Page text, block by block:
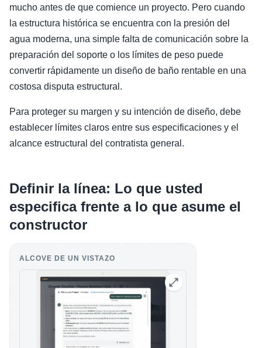
mucho antes de que comience un proyecto. Pero cuando
la estructura histórica se encuentra con la presión del
agua moderna, una simple falta de comunicación sobre la
preparación del soporte o los límites de peso puede
convertir rápidamente un diseño de baño rentable en una
costosa disputa estructural.
Para proteger su margen y su intención de diseño, debe
establecer límites claros entre sus especificaciones y el
alcance estructural del contratista general.
Definir la línea: Lo que usted
especifica frente a lo que asume el
constructor
ALCOVE DE UN VISTAZO